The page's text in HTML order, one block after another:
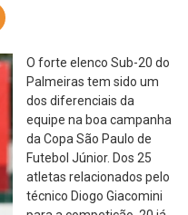
O forte elenco Sub-20 do
Palmeiras tem sido um
dos diferenciais da
equipe na boa campanha
da Copa São Paulo de
Futebol Júnior. Dos 25
atletas relacionados pelo
técnico Diogo Giacomini